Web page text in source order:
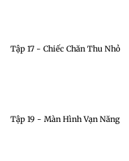
Tập 17 - Chiếc Chăn Thu Nhỏ
Tập 19 - Màn Hình Vạn Năng